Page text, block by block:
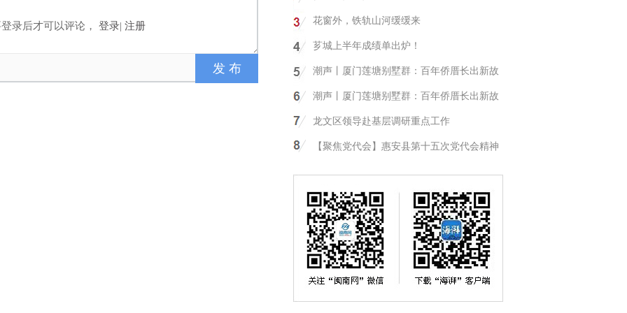
录后才可以评论， 登录| 注册 花窗外，铁轨山河缓缓来
芗城上半年成绩单出炉！
潮声丨厦门莲塘别墅群：百年侨厝长出新故
潮声丨厦门莲塘别墅群：百年侨厝长出新故
龙文区领导赴基层调研重点工作
【聚焦党代会】惠安县第十五次党代会精神